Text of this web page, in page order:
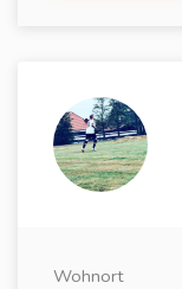
Wohnort